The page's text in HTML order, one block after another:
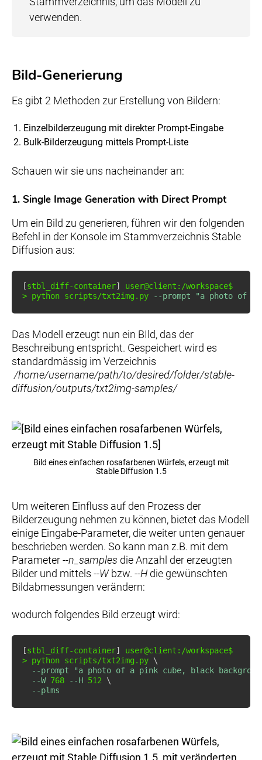
verwenden.
Bild-Generierung
Es gibt 2 Methoden zur Erstellung von Bildern:
Einzelbilderzeugung mit direkter Prompt-Eingabe
Bulk-Bilderzeugung mittels Prompt-Liste
Schauen wir sie uns nacheinander an:
1. Single Image Generation with Direct Prompt
Um ein Bild zu generieren, führen wir den folgenden
Befehl in der Konsole im Stammverzeichnis Stable
Diffusion aus:
[stbl_diff-container]
> python scripts/txt2img.py --prompt "a photo of a
Das Modell erzeugt nun ein BIld, das der
Beschreibung entspricht. Gespeichert wird es
standardmässig im Verzeichnis
/home/username/path/to/desired/folder/stable-
diffusion/outputs/txt2img-samples/
Bild eines einfachen rosafarbenen Würfels, erzeugt mit
Stable Diffusion 1.5
Um weiteren Einfluss auf den Prozess der
Bilderzeugung nehmen zu können, bietet das Modell
einige Eingabe-Parameter, die weiter unten genauer
beschrieben werden. So kann man z.B. mit dem
Parameter--n_samples die Anzahl der erzeugten
Bilder und mittels --Wbzw. --H die gewünschten
Bildabmessungen verändern:
wodurch folgendes Bild erzeugt wird:
[stbl_diff-container]
> python scripts/txt2img.py \
--prompt
"a photo of a pink cube, black
--W 768 --H 512
\
--plms